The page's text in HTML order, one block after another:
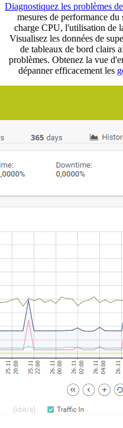
Diagnostiquez les problèmes
mesures de performance
charge CPU, l'utilisation de
Visualisez les données de
de tableaux de bord clairs
problèmes. Obtenez la vue
dépanner efficacement les